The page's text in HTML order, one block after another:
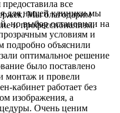
все
Мы благодарим
и профессионализм.
для нашей клиники мы
но выбор остановили на
условиям и
подробно объяснили
оптимальное решение
было поставлено
монтаж и провели
кабинет работает без
изображения, а
Очень ценим